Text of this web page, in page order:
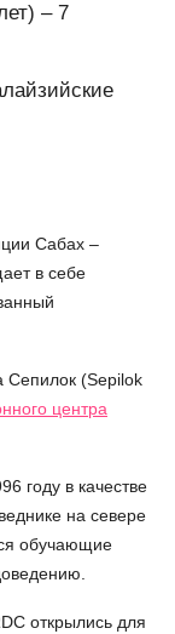
– 7
Сабах –
в себе
Сепилок (Sepilok
центра
году в качестве
на севере
обучающие
открылись для